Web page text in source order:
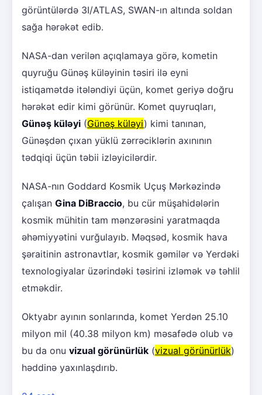
görüntülərdə 3I/ATLAS, SWAN-ın altında soldan
sağa hərəkət edib.
NASA-dan verilən açıqlamaya görə, kometin
quyruğu Günəş küləyinin təsiri ilə eyni
istiqamətdə itələndiyi üçün, komet geriyə doğru
hərəkət edir kimi görünür. Komet quyruqları,
Günəş küləyi (Günəş küləyi) kimi tanınan,
Günəşdən çıxan yüklü zərrəciklərin axınının
tədqiqi üçün təbii izləyicilərdir.
NASA-nın Goddard Kosmik Uçuş Mərkəzində
çalışan Gina DiBraccio, bu cür müşahidələrin
kosmik mühitin tam mənzərəsini yaratmaqda
əhəmiyyətini vurğulayıb. Məqsəd, kosmik hava
şəraitinin astronavtlar, kosmik gəmilər və Yerdəki
texnologiyalar üzərindəki təsirini izləmək və təhlil
etməkdir.
Oktyabr ayının sonlarında, komet Yerdən 25.10
milyon mil (40.38 milyon km) məsafədə olub və
bu da onu vizual görünürlük (vizual görünürlük)
həddinə yaxınlaşdırıb.